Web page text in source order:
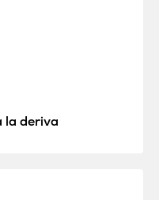
la deriva